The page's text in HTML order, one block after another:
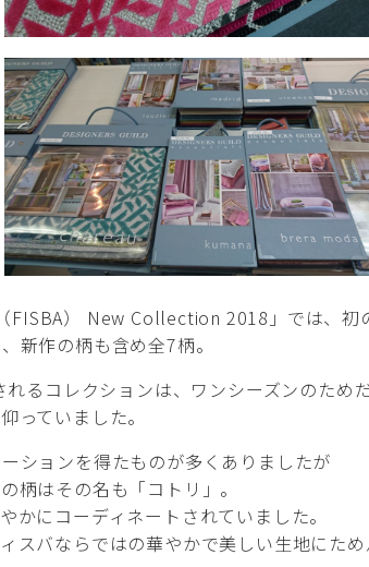
） New Collection 2018」では、初
新作の柄も含め全7柄。
るコレクションは、ワンシーズンのため
っていました。
ションを得たものが多くありましたが
柄はその名も「コトリ」。
かにコーディネートされていました。
スバならではの華やかで美しい生地にため